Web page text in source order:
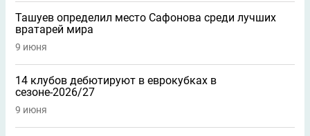
Ташуев определил место Сафонова среди лучших
вратарей мира
9 июня
14 клубов дебютируют в еврокубках в
сезоне-2026/27
9 июня